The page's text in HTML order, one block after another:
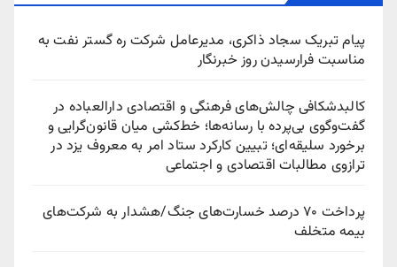
پیام تبریک سجاد ذاکری، مدیرعامل شرکت ره‌ گستر نفت به
مناسبت فرارسیدن روز خبرنگار
کالبدشکافی چالش‌های فرهنگی و اقتصادی دارالعباده در
گفت‌وگوی بی‌پرده با رسانه‌ها؛ خط‌کشی میان قانون‌گرایی و
برخورد سلیقه‌ای؛ تبیین کارکرد ستاد امر به معروف یزد در
ترازوی مطالبات اقتصادی و اجتماعی
پرداخت ۷۰ درصد خسارت‌های جنگ/هشدار به شرکت‌های
بیمه متخلف